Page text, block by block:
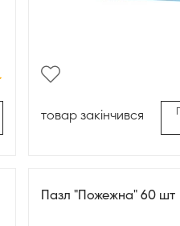
товар закінчився
Пазл "Пожежна" 60 шт